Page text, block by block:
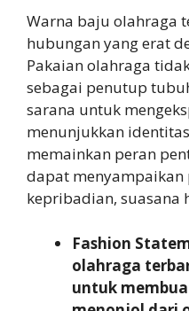
Warna baju olahraga
hubungan yang erat
Pakaian olahraga
sebagai penutup
sarana untuk
menunjukkan
memainkan peran
dapat menyampaikan
kepribadian, suasana
Fashion
olahraga
untuk